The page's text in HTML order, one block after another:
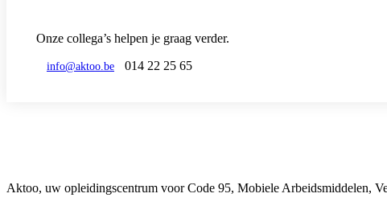
Onze collega’s helpen je graag verder.
info@aktoo.be 014 22 25 65
Aktoo, uw opleidingscentrum voor Code 95, Mobiele Arbeidsmiddelen,